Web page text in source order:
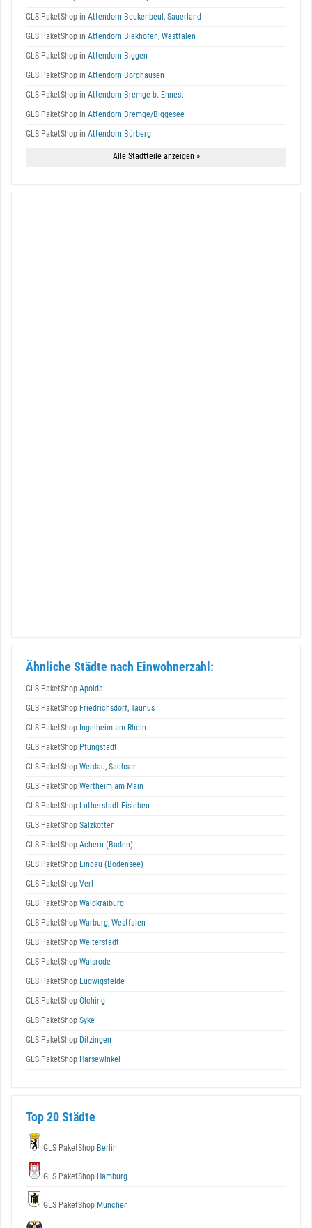
GLS PaketShop in Attendorn Beukenbeul, Sauerland
GLS PaketShop in Attendorn Biekhofen, Westfalen
GLS PaketShop in Attendorn Biggen
GLS PaketShop in Attendorn Borghausen
GLS PaketShop in Attendorn Bremge b. Ennest
GLS PaketShop in Attendorn Bremge/Biggesee
GLS PaketShop in Attendorn Bürberg
Alle Stadtteile anzeigen »
Ähnliche Städte nach Einwohnerzahl:
GLS PaketShop Apolda
GLS PaketShop Friedrichsdorf, Taunus
GLS PaketShop Ingelheim am Rhein
GLS PaketShop Pfungstadt
GLS PaketShop Werdau, Sachsen
GLS PaketShop Wertheim am Main
GLS PaketShop Lutherstadt Eisleben
GLS PaketShop Salzkotten
GLS PaketShop Achern (Baden)
GLS PaketShop Lindau (Bodensee)
GLS PaketShop Verl
GLS PaketShop Waldkraiburg
GLS PaketShop Warburg, Westfalen
GLS PaketShop Weiterstadt
GLS PaketShop Walsrode
GLS PaketShop Ludwigsfelde
GLS PaketShop Olching
GLS PaketShop Syke
GLS PaketShop Ditzingen
GLS PaketShop Harsewinkel
Top 20 Städte
GLS PaketShop Berlin
GLS PaketShop Hamburg
GLS PaketShop München